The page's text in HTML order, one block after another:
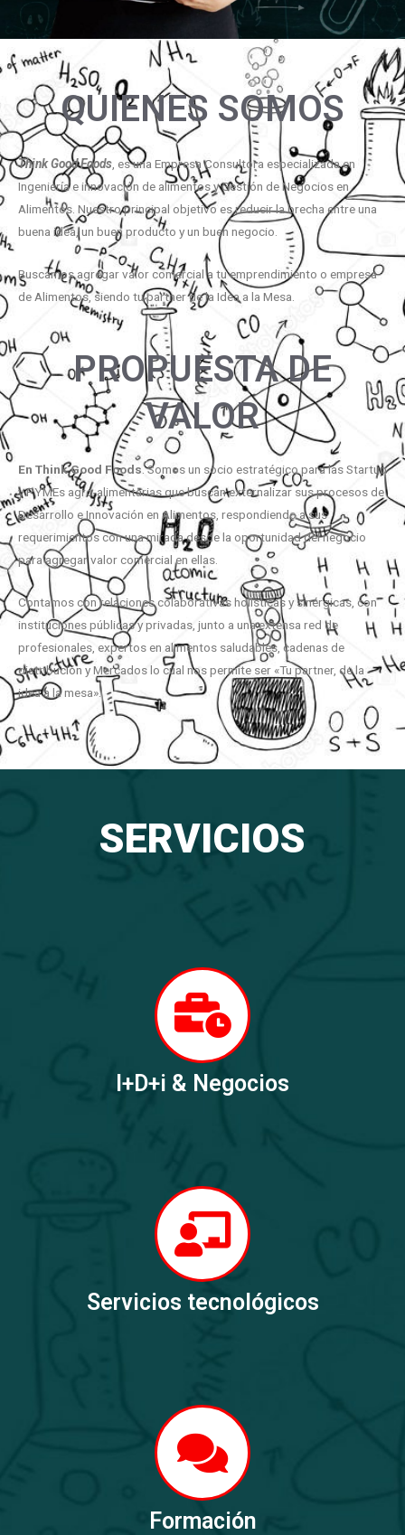
QUIENES SOMOS
Think Good Foods , es una Empresa Consultora especializada en
Ingeniería e innovación de alimentos y Gestión de Negocios en
Alimentos. Nuestro principal objetivo es reducir la brecha entre una
buena idea, un buen producto y un buen negocio.
Buscamos agregar valor comercial a tu emprendimiento o empresa
de Alimentos, siendo tu partner de la Idea a la Mesa.
PROPUESTA DE
VALOR
En ThinkGood Foods. Somos un socio estratégico para las Startup
y PYMEs agro-alimentarias que buscan externalizar sus procesos de
Desarrollo e Innovación en Alimentos, respondiendo a sus
requerimientos con una mirada desde la oportunidad del negocio
para agregar valor comercial en ellas.
Contamos con relaciones colaborativas holísticas y sinérgicas, con
instituciones públicas y privadas, junto a una extensa red de
profesionales, expertos en alimentos saludables, cadenas de
distribución y Mercados lo cual nos permite ser «Tu partner, de la
idea a la mesa».
SERVICIOS
I+D+i & Negocios
Servicios tecnológicos
Formación